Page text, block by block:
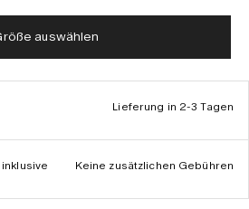
auswählen
Lieferung in 2-3 Tagen
Keine zusätzlichen Gebühren